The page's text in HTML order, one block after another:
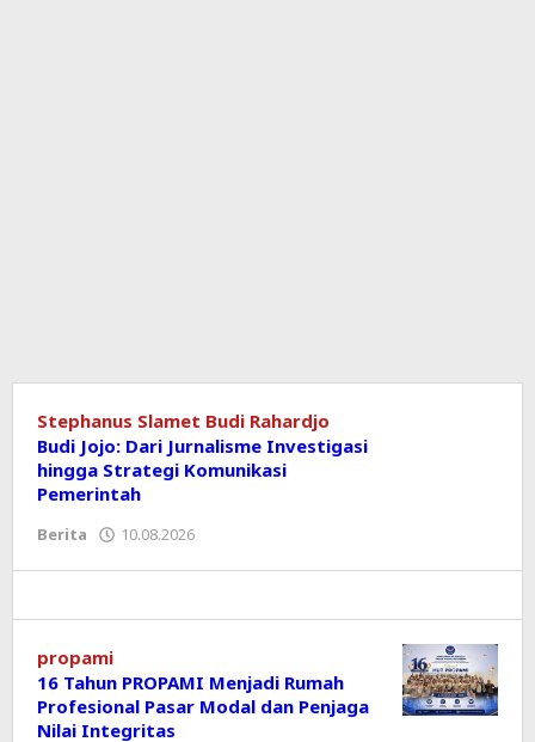
KORAN
PRIORITAS
Stephanus Slamet Budi Rahardjo
Budi Jojo: Dari Jurnalisme Investigasi
hingga Strategi Komunikasi
Pemerintah
Berita 10.08.2026
propami
16 Tahun PROPAMI Menjadi Rumah
Profesional Pasar Modal dan Penjaga
Nilai Integritas